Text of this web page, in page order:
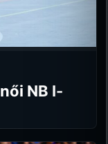
NB I-